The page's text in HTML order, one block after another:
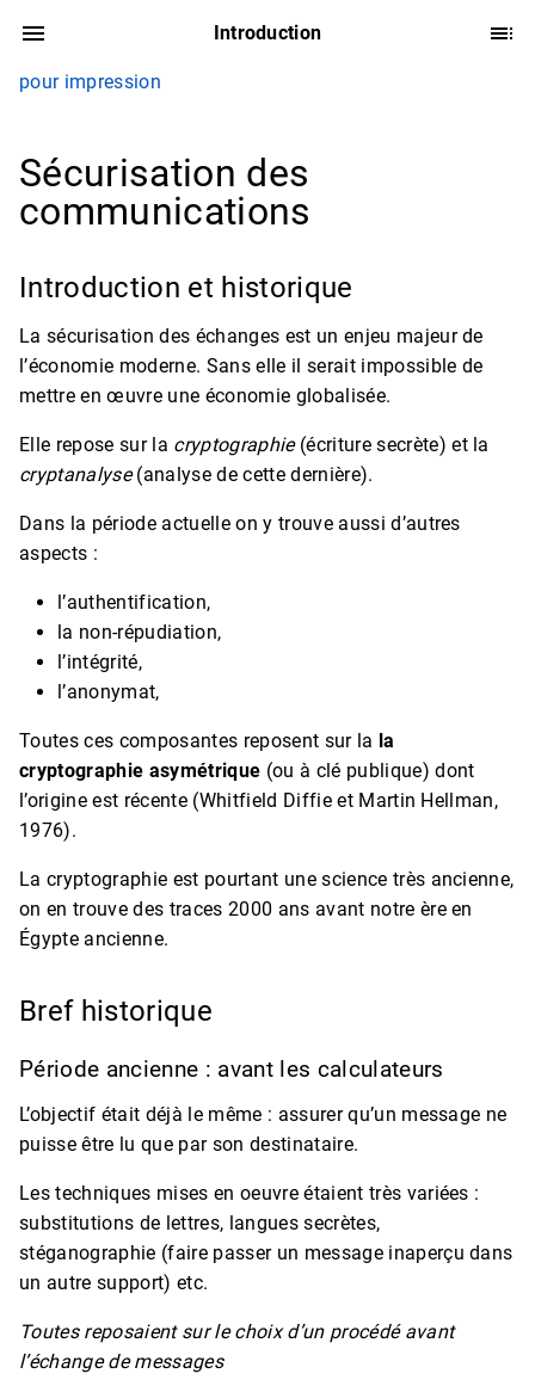
Introduction
pour impression
Sécurisation des
communications
Introduction et historique
La sécurisation des échanges est un enjeu majeur de
l’économie moderne. Sans elle il serait impossible de
mettre en œuvre une économie globalisée.
Elle repose sur la cryptographie(écriture secrète) et la
cryptanalyse(analyse de cette dernière).
Dans la période actuelle on y trouve aussi d’autres
aspects :
l’authentification,
la non-répudiation,
l’intégrité,
l’anonymat,
Toutes ces composantes reposent sur la la
cryptographie asymétrique (ou à clé publique) dont
l’origine est récente (Whitfield Diffie et Martin Hellman,
1976).
La cryptographie est pourtant une science très ancienne,
on en trouve des traces 2000 ans avant notre ère en
Égypte ancienne.
Bref historique
Période ancienne : avant les calculateurs
L’objectif était déjà le même : assurer qu’un message ne
puisse être lu que par son destinataire.
Les techniques mises en oeuvre étaient très variées :
substitutions de lettres, langues secrètes,
stéganographie (faire passer un message inaperçu dans
un autre support) etc.
Toutes reposaient sur le choix d’un procédé avant
l’échange de messages